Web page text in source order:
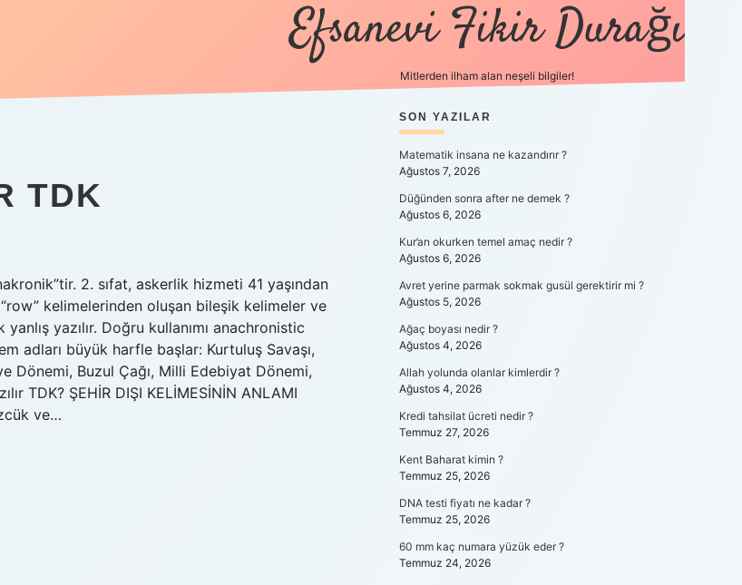
Efsanevi Fikir Durağı
Mitlerden ilham alan neşeli bilgiler!
TDK
2. sıfat, askerlik hizmeti 41 yaşından
“row” kelimelerinden oluşan bileşik kelimeler ve
yazılır. Doğru kullanımı anachronistic
adları büyük harfle başlar: Kurtuluş Savaşı,
Dönemi, Buzul Çağı, Milli Edebiyat Dönemi,
TDK? ŞEHİR DIŞI KELİMESİNİN ANLAMI
ve…
SIDEBAR
SON YAZILAR
Matematik insana ne kazandırır ?
Ağustos 7, 2026
Düğünden sonra after ne demek ?
Ağustos 6, 2026
Kur’an okurken temel amaç nedir ?
Ağustos 6, 2026
Avret yerine parmak sokmak gusül gerektirir mi ?
Ağustos 5, 2026
Ağaç boyası nedir ?
Ağustos 4, 2026
Allah yolunda olanlar kimlerdir ?
Ağustos 4, 2026
Kredi tahsilat ücreti nedir ?
Temmuz 27, 2026
Kent Baharat kimin ?
Temmuz 25, 2026
DNA testi fiyatı ne kadar ?
Temmuz 25, 2026
60 mm kaç numara yüzük eder ?
Temmuz 24, 2026